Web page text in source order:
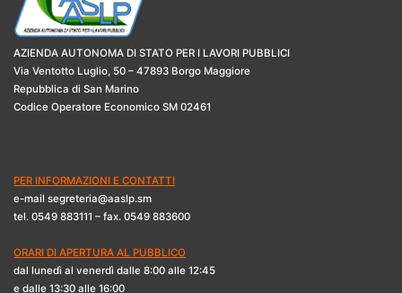
AZIENDA AUTONOMA DI STATO PER I LAVORI PUBBLICI
Via Ventotto Luglio, 50 – 47893 Borgo Maggiore
Repubblica di San Marino
Codice Operatore Economico SM 02461
PER INFORMAZIONI E CONTATTI
e-mail segreteria@aaslp.sm
tel. 0549 883111 – fax. 0549 883600
ORARI DI APERTURA AL PUBBLICO
dal lunedì al venerdì dalle 8:00 alle 12:45
e dalle 13:30 alle 16:00